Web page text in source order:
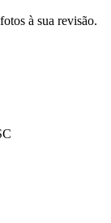
à sua revisão.